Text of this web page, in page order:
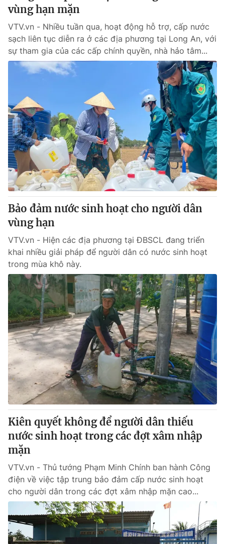
vùng hạn mặn
VTV.vn - Nhiều tuần qua, hoạt động hỗ trợ, cấp nước
sạch liên tục diễn ra ở các địa phương tại Long An, với
sự tham gia của các cấp chính quyền, nhà hảo tâm...
Bảo đảm nước sinh hoạt cho người dân
vùng hạn
VTV.vn - Hiện các địa phương tại ĐBSCL đang triển
khai nhiều giải pháp để người dân có nước sinh hoạt
trong mùa khô này.
Kiên quyết không để người dân thiếu
nước sinh hoạt trong các đợt xâm nhập
mặn
VTV.vn - Thủ tướng Phạm Minh Chính ban hành Công
điện về việc tập trung bảo đảm cấp nước sinh hoạt
cho người dân trong các đợt xâm nhập mặn cao...